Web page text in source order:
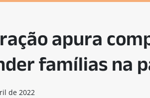
apura
famílias na
de 2022